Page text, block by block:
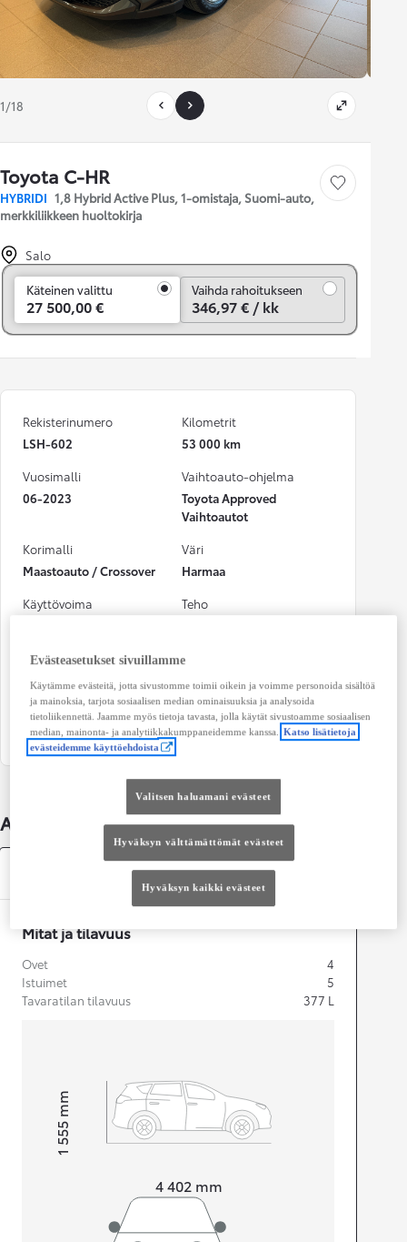
1/18
Toyota C-HR
HYBRIDI 1,8 Hybrid Active Plus, 1-omistaja, Suomi-auto,
merkkiliikkeen huoltokirja
Tallenna auto
Salo
Käteinen valittu
27 500,00 €
Vaihda rahoitukseen
346,97 € / kk
Rekisterinumero
LSH-602
Kilometrit
53 000 km
Vuosimalli
06-2023
Vaihtoauto-ohjelma
Toyota Approved
Vaihtoautot
Korimalli
Maastoauto / Crossover
Väri
Harmaa
Käyttövoima
Teho
CO₂-päästöt (yhdistetty)
110 g/km
Vaihteisto
Automaatti
Istuimet
5
Ovet
4
Auton lisätiedot
Mitat ja tilavuus
Ovet
4
Istuimet
5
Tavaratilan tilavuus
377 L
4 402 mm
Korkeus1 555
mm
Evästeasetukset sivuillamme
Käytämme evästeitä, jotta sivustomme toimii oikein ja voimme personoida sisältöä
ja mainoksia, tarjota sosiaalisen median ominaisuuksia ja analysoida
tietoliikennettä. Jaamme myös tietoja tavasta, jolla käytät sivustoamme sosiaalisen
median, mainonta- ja analytiikkakumppaneidemme kanssa.
Katso lisätietoja
evästeidemme käyttöehdoista
Valitsen haluamani evästeet
Hyväksyn välttämättömät evästeet
Hyväksyn kaikki evästeet